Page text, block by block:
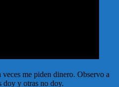
me piden dinero. Observo a
doy y otras no doy.